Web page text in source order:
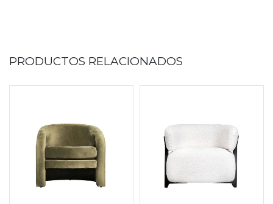
PRODUCTOS RELACIONADOS